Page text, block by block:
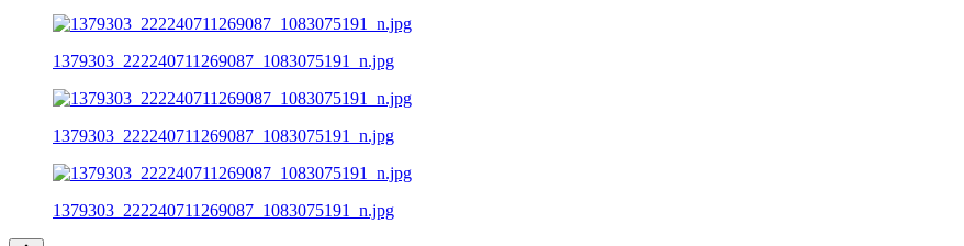
1379303_222240711269087_1083075191_n.jpg
1379303_222240711269087_1083075191_n.jpg
1379303_222240711269087_1083075191_n.jpg